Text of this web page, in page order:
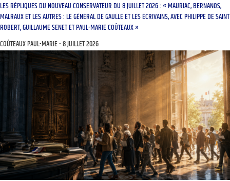
LES RÉPLIQUES DU NOUVEAU CONSERVATEUR DU 8 JUILLET 2026 : « MAURIAC, BERNANOS,
MALRAUX ET LES AUTRES : LE GÉNÉRAL DE GAULLE ET LES ÉCRIVAINS, AVEC PHILIPPE DE SAINT
ROBERT, GUILLAUME SENET ET PAUL-MARIE COÛTEAUX »
COÛTEAUX PAUL-MARIE 8 JUILLET 2026